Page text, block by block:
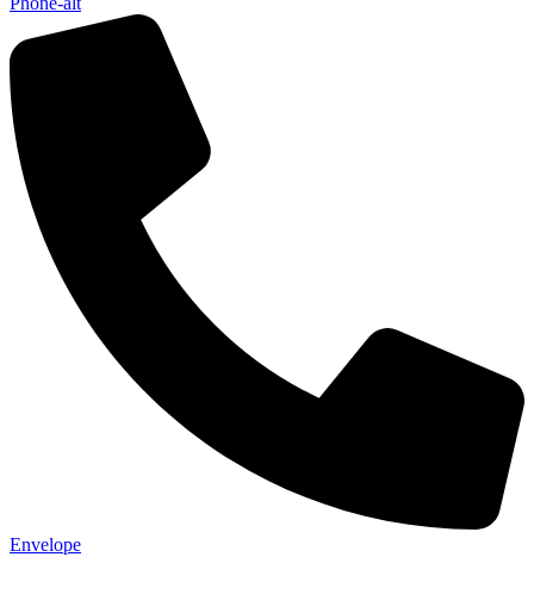
Envelope